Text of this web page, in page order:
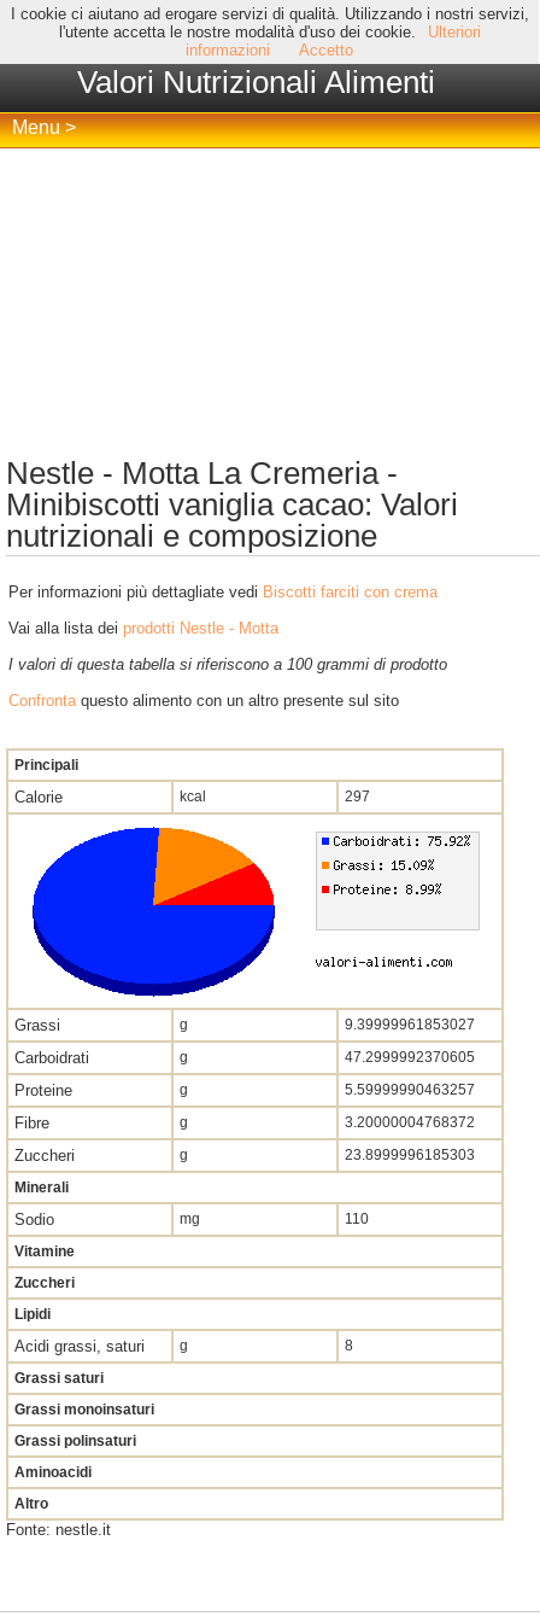
I cookie ci aiutano ad erogare servizi di qualità. Utilizzando i nostri servizi,
l'utente accetta le nostre modalità d'uso dei cookie.
Ulteriori
informazioni
Accetto
Valori Nutrizionali Alimenti
Menu >
Nestle - Motta La Cremeria -
Minibiscotti vaniglia cacao: Valori
nutrizionali e composizione
Per informazioni più dettagliate vedi Biscotti farciti con crema
Vai alla lista dei prodotti Nestle - Motta
I valori di questa tabella si riferiscono a 100 grammi di prodotto
Confrontaquesto alimento con un altro presente sul sito
Principali
Calorie kcal 297
Grassi g 9.39999961853027
Carboidrati g 47.2999992370605
Proteine g 5.59999990463257
Fibre g 3.20000004768372
Zuccheri g
23.8999996185303
Minerali
Sodio mg
110
Vitamine
Zuccheri
Lipidi
Acidi grassi, saturi g
8
Grassi saturi
Grassi monoinsaturi
Grassi polinsaturi
Aminoacidi
Altro
Fonte: nestle.it